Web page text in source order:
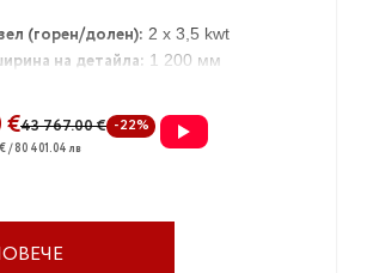
(горен/долен): 2 x 3,5 kwt
на детайла: 1 200 мм
€43 767.00 € -22%
/ 80 401.04 лв